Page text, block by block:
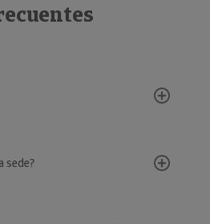
sede?